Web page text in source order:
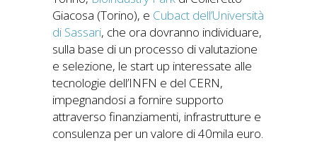
Giacosa (Torino), e Cubact dell’Università
di Sassari, che ora dovranno individuare,
sulla base di un processo di valutazione
e selezione, le start up interessate alle
tecnologie dell’INFN e del CERN,
impegnandosi a fornire supporto
attraverso finanziamenti, infrastrutture e
consulenza per un valore di 40mila euro.